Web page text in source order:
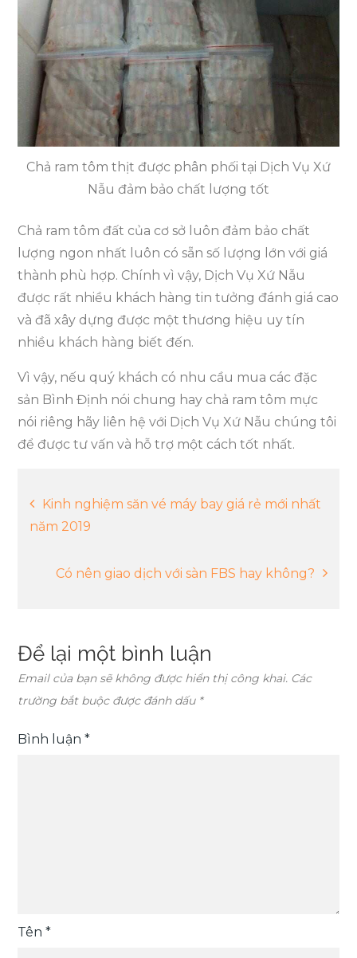
Chả ram tôm thịt được phân phối tại Dịch Vụ Xứ
Nẫu đảm bảo chất lượng tốt
Chả ram tôm đất của cơ sở luôn đảm bảo chất
lượng ngon nhất luôn có sẵn số lượng lớn với giá
thành phù hợp. Chính vì vậy, Dịch Vụ Xứ Nẫu
được rất nhiều khách hàng tin tưởng đánh giá cao
và đã xây dựng được một thương hiệu uy tín
nhiều khách hàng biết đến.
Vì vậy, nếu quý khách có nhu cầu mua các đặc
sản Bình Định nói chung hay chả ram tôm mực
nói riêng hãy liên hệ với Dịch Vụ Xứ Nẫu chúng tôi
để được tư vấn và hỗ trợ một cách tốt nhất.
Điều
hướng
bài
Kinh nghiệm săn vé máy bay giá rẻ mới nhất
năm 2019
Có nên giao dịch với sàn FBS hay không?
Để lại một bình luận
Email của bạn sẽ không được hiển thị công khai. Các
trường bắt buộc được đánh dấu *
Bình luận*
Tên*